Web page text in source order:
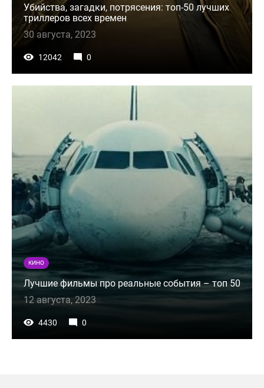
Убийства, загадки, потрясения: топ-50 лучших
триллеров всех времен
30 августа, 2023
12042 0
КИНО
Лучшие фильмы про реальные события – топ 50
12 августа, 2023
4430 0